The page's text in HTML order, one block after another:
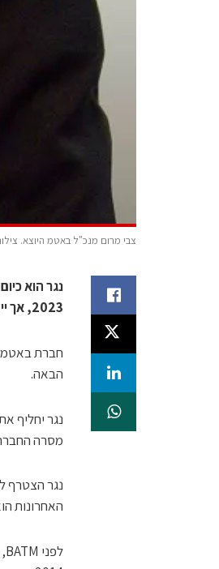
צבי מרום מנכ"ל באטמ היוצא.
2023, אך יישאר דירקטור שאינו מנהל בפועל של BATM
הבאה.
נגר יחליף
מסרה
האחרונות